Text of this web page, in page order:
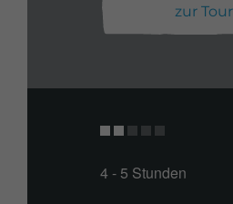
zur Tour
4 - 5 Stunden